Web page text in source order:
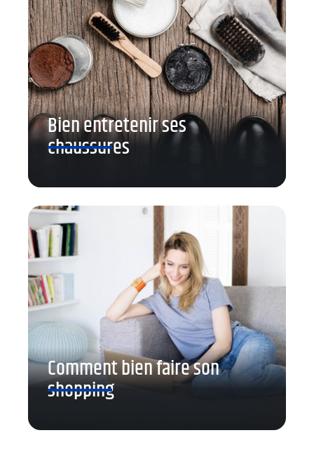
Bien entretenir ses
chaussures
Comment bien faire son
shopping